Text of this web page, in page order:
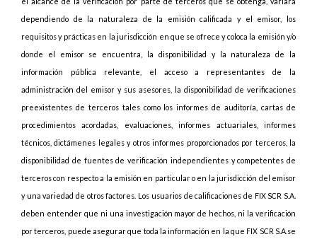
dependiendo de la naturaleza de la emisión calificada y el emisor, los
requisitos y prácticas en la jurisdicción en que se ofrece y coloca la emisión y/o
donde el emisor se encuentra, la disponibilidad y la naturaleza de la
información pública relevante, el acceso a representantes de la
administración del emisor y sus asesores, la disponibilidad de verificaciones
preexistentes de terceros tales como los informes de auditoría, cartas de
procedimientos acordadas, evaluaciones, informes actuariales, informes
técnicos, dictámenes legales y otros informes proporcionados por terceros, la
disponibilidad de fuentes de verificación independientes y competentes de
terceros con respecto a la emisión en particular o en la jurisdicción del emisor
y una variedad de otros factores. Los usuarios de calificaciones de FIX SCR S.A.
deben entender que ni una investigación mayor de hechos, ni la verificación
por terceros, puede asegurar que toda la información en la que FIX SCR S.A.se